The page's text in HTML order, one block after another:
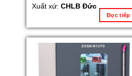
Xuất xứ: CHLB Đức
Đọc tiếp